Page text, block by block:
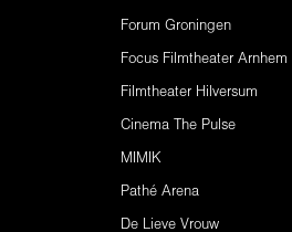
Forum Groningen
Focus Filmtheater Arnhem
Filmtheater Hilversum
Cinema The Pulse
MIMIK
Pathé Arena
De Lieve Vrouw